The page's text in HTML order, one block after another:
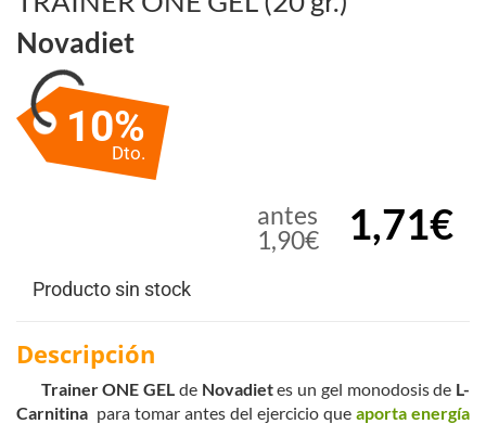
Novadiet
10%
Dto.
antes
1,90€
1,71€
Producto sin stock
Descripción
Trainer ONE GEL de Novadietes un gel monodosis de L-
Carnitina para tomar antes del ejercicio que aporta energía